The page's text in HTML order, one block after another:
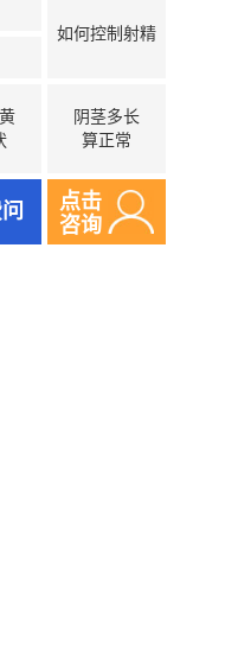
如何控制射精
阴茎多长
算正常
点击
咨询